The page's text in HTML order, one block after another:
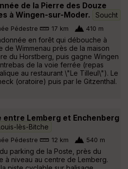
de la Pierre des Douze
à Wingen-sur-Moder.
Soucht
Pédestre 17 km 410 m
en forêt qui débouche à
de Wimmenau près de la maison
du Horstberg, puis gagne Wingen
de la voie ferrée (repas
au restaurant \"Le Tilleul\"). Le
(oratoire) puis par le Gitzenthal.
entre Lemberg et Enchenberg
lès-Bitche
Pédestre 12 km 540 m
parking de la Poste, près du
à niveau au centre de Lemberg.